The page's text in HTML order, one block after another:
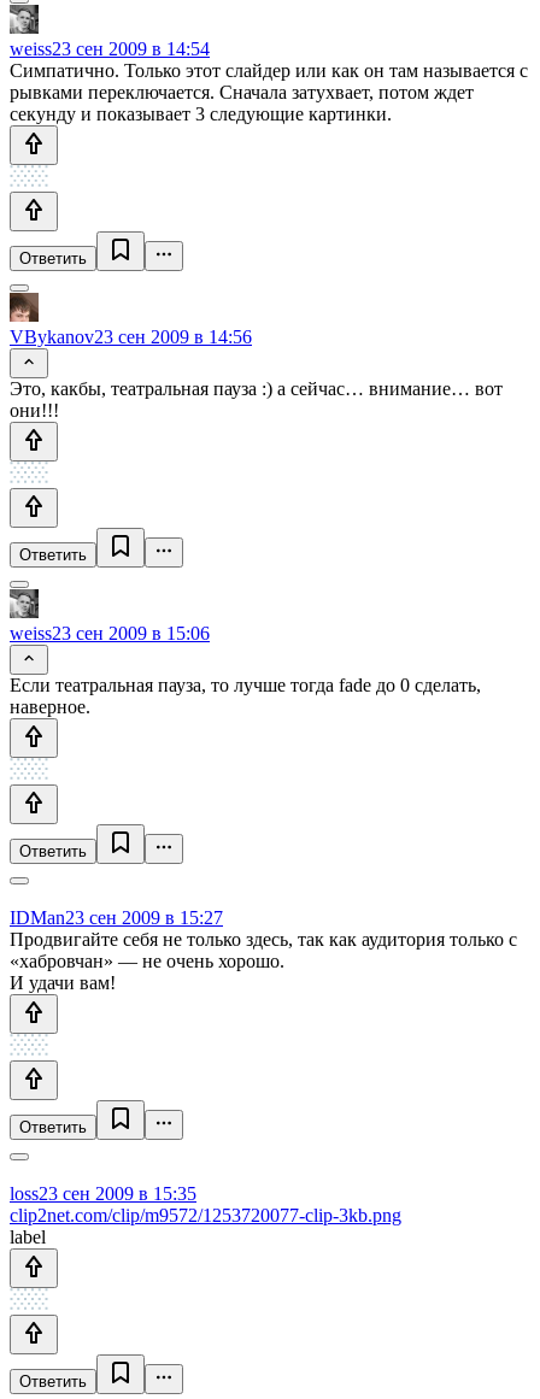
weiss23 сен 2009 в 14:54
Симпатично. Только этот слайдер или как он там называется с
рывками переключается. Сначала затухвает, потом ждет
секунду и показывает 3 следующие картинки.
Ответить
VBykanov23 сен 2009 в 14:56
Это, какбы, театральная пауза :) а сейчас… внимание… вот
они!!!
Ответить
weiss23 сен 2009 в 15:06
Если театральная пауза, то лучше тогда fade до 0 сделать,
наверное.
Ответить
IDMan23 сен 2009 в 15:27
Продвигайте себя не только здесь, так как аудитория только с
«хабровчан» — не очень хорошо.
И удачи вам!
Ответить
loss23 сен 2009 в 15:35
clip2net.com/clip/m9572/1253720077-clip-3kb.png
label
Ответить